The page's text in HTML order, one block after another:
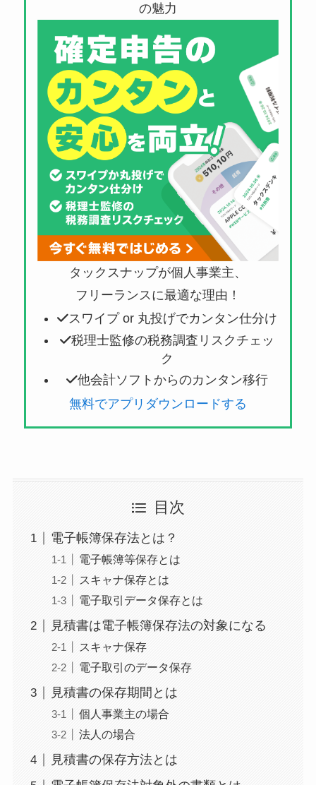
の魅力
タックスナップが個人事業主、
フリーランスに最適な理由！
スワイプ or 丸投げでカンタン仕分け
税理士監修の税務調査リスクチェッ
ク
他会計ソフトからのカンタン移行
無料でアプリダウンロードする
目次
電子帳簿保存法とは？
電子帳簿等保存とは
スキャナ保存とは
電子取引データ保存とは
見積書は電子帳簿保存法の対象になる
スキャナ保存
電子取引のデータ保存
見積書の保存期間とは
個人事業主の場合
法人の場合
見積書の保存方法とは